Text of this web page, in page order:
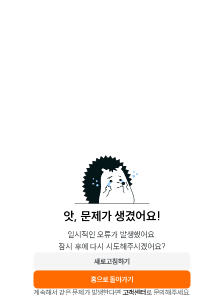
앗, 문제가 생겼어요!
일시적인 오류가 발생했어요.
잠시 후에 다시 시도해주시겠어요?
새로고침하기
홈으로 돌아가기
계속해서 같은 문제가 발생한다면 고객센터로 문의해주세요.